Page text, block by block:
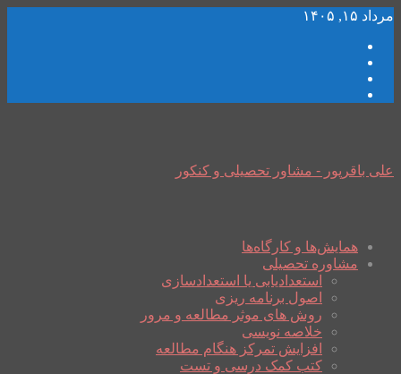
مرداد ۱۵, ۱۴۰۵
علی باقرپور - مشاور تحصیلی و کنکور
همایش‌ها و کارگاه‌ها
مشاوره تحصیلی
استعدادیابی یا استعدادسازی
اصول برنامه ریزی
روش های موثر مطالعه و مرور
خلاصه نویسی
افزایش تمرکز هنگام مطالعه
کتب کمک درسی و تست